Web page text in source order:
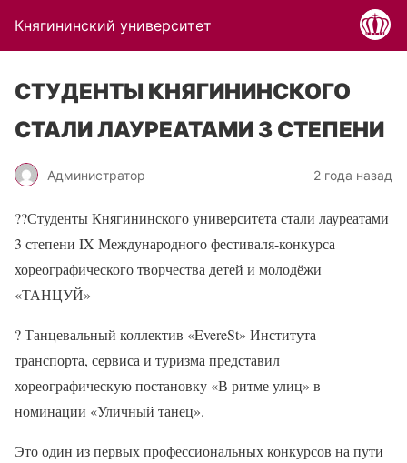
Княгининский университет
СТУДЕНТЫ КНЯГИНИНСКОГО
СТАЛИ ЛАУРЕАТАМИ 3 СТЕПЕНИ
Администратор 2 года назад
??Студенты Княгининского университета стали лауреатами
3 степени IX Международного фестиваля-конкурса
хореографического творчества детей и молодёжи
«ТАНЦУЙ»
? Танцевальный коллектив «EvereSt» Института
транспорта, сервиса и туризма представил
хореографическую постановку «В ритме улиц» в
номинации «Уличный танец».
Это один из первых профессиональных конкурсов на пути